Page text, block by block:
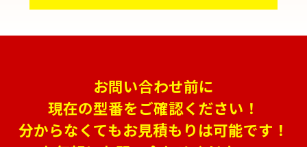
お問い合わせ前に
現在の型番をご確認ください！
分からなくてもお見積もりは可能です！